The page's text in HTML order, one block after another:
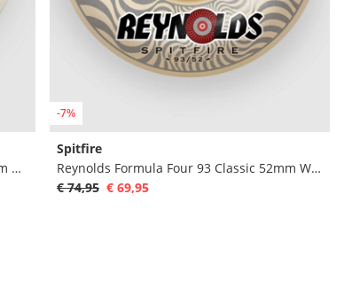
Dragons Nano Rat 88A AV6 M Ride 54mm Wielen
-7%
Spitfire
Reynolds Formula Four 93 Classic 52mm Wielen
€ 74,95 € 69,95